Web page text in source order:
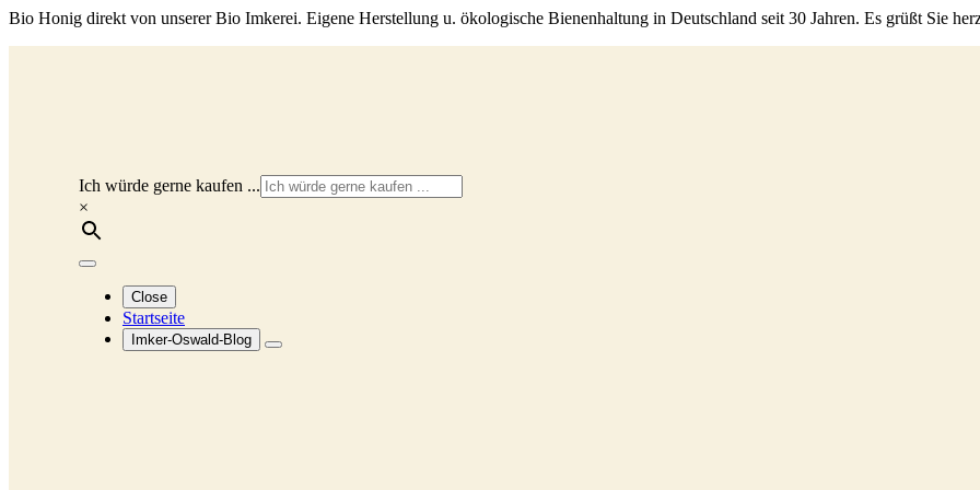
Bio Honig direkt von unserer Bio Imkerei. Eigene Herstellung u. ökologische Bienenhaltung in Deutschland seit 30 Jahren. Es grüßt Sie
Ich würde gerne kaufen ...
×
Close
Startseite
Imker-Oswald-Blog